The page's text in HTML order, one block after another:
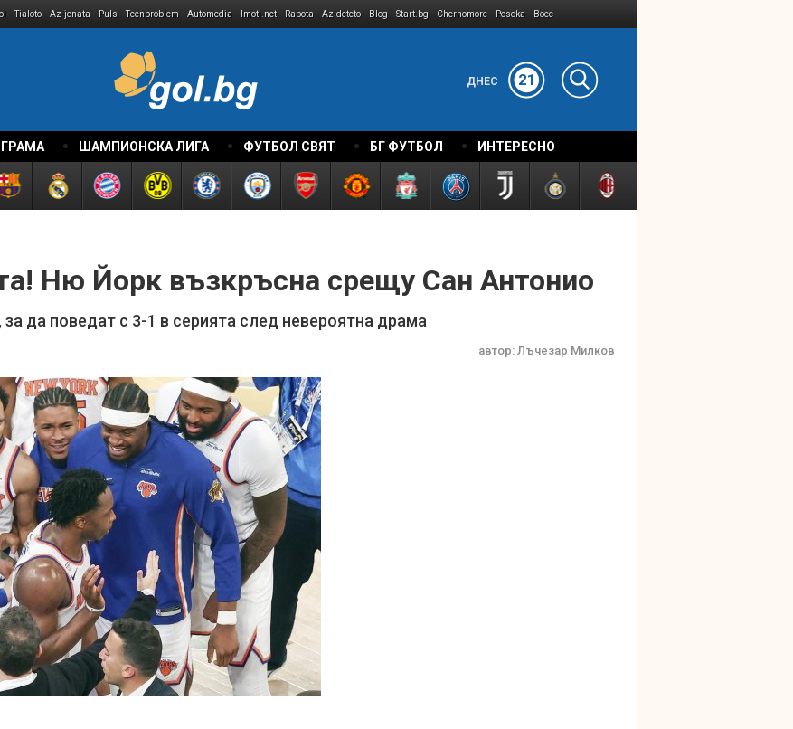
Tialoto Az-jenata Puls Teenproblem Automedia Imoti.net Rabota Az-deteto Blog Start.bg Chernomore Posoka Boec
ДНЕС 21
ШАМПИОНСКА ЛИГА ФУТБОЛ СВЯТ БГ ФУТБОЛ ИНТЕРЕСНО
Ню Йорк възкръсна срещу Сан Антонио
за да поведат с 3-1 в серията след невероятна драма
автор: Лъчезар Милков